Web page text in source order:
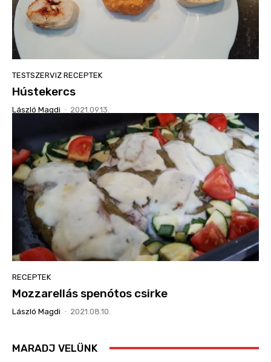
TESTSZERVIZ RECEPTEK
Hústekercs
László Magdi - 2021.09.13.
RECEPTEK
Mozzarellás spenótos csirke
László Magdi - 2021.08.10.
MARADJ VELÜNK